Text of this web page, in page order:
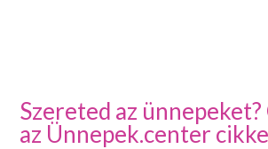
Szereted az ünnepeket?
az Ünnepek.center